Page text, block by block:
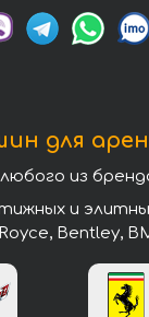
для
из
и
Bentley,